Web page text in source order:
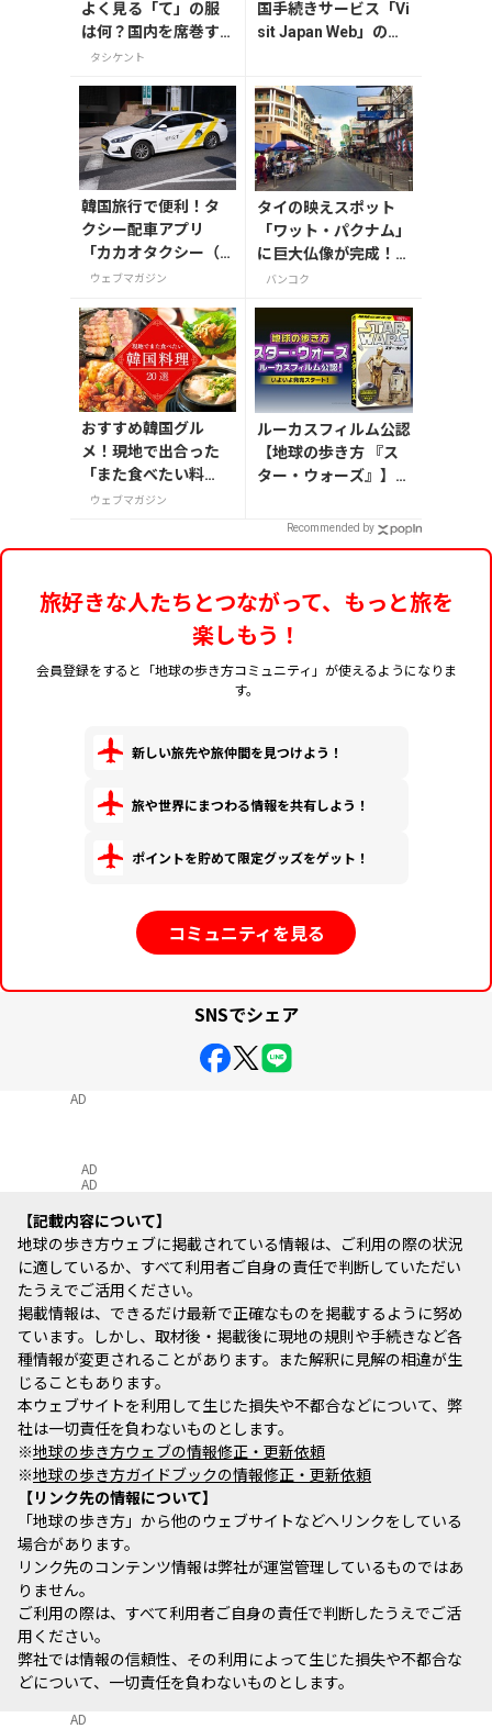
よく見る「て」の服
は何？国内を席巻す
るブランド7SABER直
タシケント
国手続きサービス「Vi
sit Japan Web」の登
韓国旅行で便利！タ
クシー配車アプリ
「カカオタクシー（K
AKAO T）」の登録・
ウェブマガジン
タイの映えスポット
「ワット・パクナム」
に巨大仏像が完成！旅
人が消えた「カオサン
バンコク
おすすめ韓国グル
メ！現地で出合った
「また食べたい料
理」20選
ウェブマガジン
ルーカスフィルム公認
【地球の歩き方 『ス
ター・ウォーズ』】が
定版はホログラム仕様
の特製リバーシブル帯
Recommended by
旅好きな人たちとつながって、もっと旅を
楽しもう！
会員登録をすると「地球の歩き方コミュニティ」が使えるようになりま
す。
新しい旅先や旅仲間を見つけよう！
旅や世界にまつわる情報を共有しよう！
ポイントを貯めて限定グッズをゲット！
コミュニティを見る
SNSでシェア
AD
AD
AD
記載内容について
地球の歩き方ウェブに掲載されている情報は、ご利用の際の状況
に適しているか、すべて利用者ご自身の責任で判断していただい
たうえでご活用ください。
掲載情報は、できるだけ最新で正確なものを掲載するように努め
ています。しかし、取材後・掲載後に現地の規則や手続きなど各
種情報が変更されることがあります。また解釈に見解の相違が生
じることもあります。
本ウェブサイトを利用して生じた損失や不都合などについて、弊
社は一切責任を負わないものとします。
※地球の歩き方ウェブの情報修正・更新依頼
※地球の歩き方ガイドブックの情報修正・更新依頼
リンク先の情報について
「地球の歩き方」から他のウェブサイトなどへリンクをしている
場合があります。
リンク先のコンテンツ情報は弊社が運営管理しているものではあ
りません。
ご利用の際は、すべて利用者ご自身の責任で判断したうえでご活
用ください。
弊社では情報の信頼性、その利用によって生じた損失や不都合な
どについて、一切責任を負わないものとします。
AD